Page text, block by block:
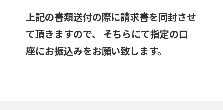
上記の書類送付の際に請求書を同封させ
て頂きますので、 そちらにて指定の口
座にお振込みをお願い致します。